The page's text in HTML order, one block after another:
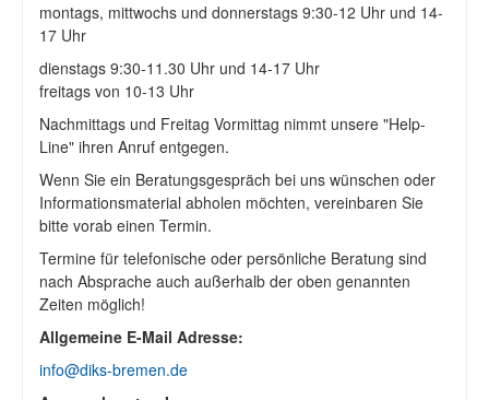
montags, mittwochs und donnerstags 9:30-12 Uhr und 14-
17 Uhr
dienstags 9:30-11.30 Uhr und 14-17 Uhr
freitags von 10-13 Uhr
Nachmittags und Freitag Vormittag nimmt unsere "Help-
Line" ihren Anruf entgegen.
Wenn Sie ein Beratungsgespräch bei uns wünschen oder
Informationsmaterial abholen möchten, vereinbaren Sie
bitte vorab einen Termin.
Termine für telefonische oder persönliche Beratung sind
nach Absprache auch außerhalb der oben genannten
Zeiten möglich!
Allgemeine E-Mail Adresse:
info@diks-bremen.de